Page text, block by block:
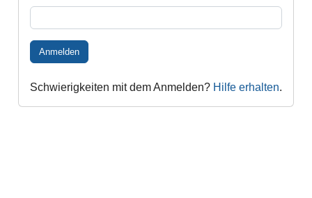
Anmelden
Schwierigkeiten mit dem Anmelden? Hilfe erhalten.